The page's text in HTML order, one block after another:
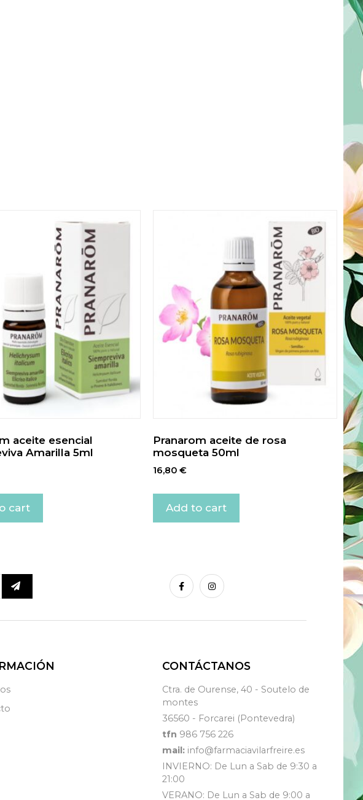
aceite esencial
Amarilla 5ml
cart
Pranarom aceite de rosa
mosqueta 50ml
16,80 €
Add to cart
CONTÁCTANOS
Ctra. de Ourense, 40 - Soutelo de
montes
36560 - Forcarei (Pontevedra)
tfn 986 756 226
mail:info@farmaciavilarfreire.es
INVIERNO: De Lun a Sab de 9:30 a
21:00
VERANO: De Lun a Sab de 9:00 a